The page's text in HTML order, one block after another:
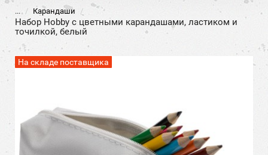
... Карандаши
Набор Hobby с цветными карандашами, ластиком и
точилкой, белый
На складе поставщика